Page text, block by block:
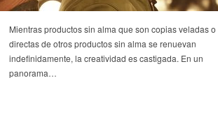
Mientras productos sin alma que son copias veladas o
directas de otros productos sin alma se renuevan
indefinidamente, la creatividad es castigada. En un
panorama…